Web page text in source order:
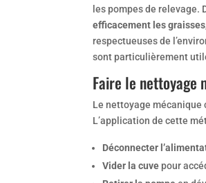
les pompes de relevage.
efficacement les graisses
respectueuses de
sont particulièrement
Faire le nettoyage
Le nettoyage mécanique
L’application de cette
Déconnecter
Vider la cuve pour